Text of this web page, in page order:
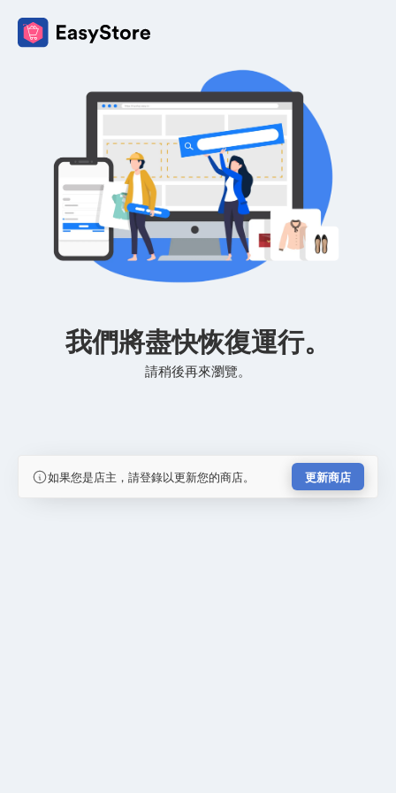
我們將盡快恢復運行。
請稍後再來瀏覽。
如果您是店主，請登錄以更新您的商店。 更新商店